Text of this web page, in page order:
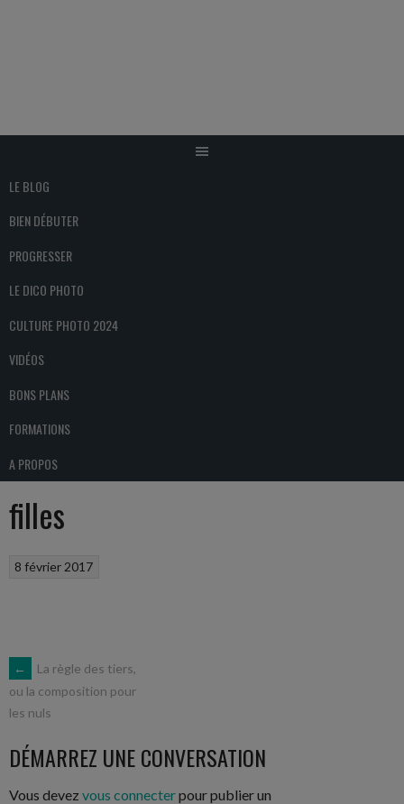
LE BLOG
BIEN DÉBUTER
PROGRESSER
LE DICO PHOTO
CULTURE PHOTO 2024
VIDÉOS
BONS PLANS
FORMATIONS
A PROPOS
filles
8 février 2017
NAVIGATION
DES
ARTICLES
←
La règle des tiers,
ou la composition pour
les nuls
DÉMARREZ UNE CONVERSATION
Vous devez vous connecterpour publier un